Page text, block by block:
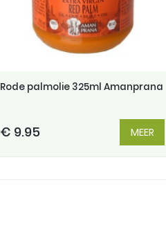
Rode palmolie 325ml Amanprana
€ 9.95 MEER